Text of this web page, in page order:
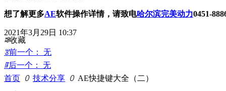
想了解更多AE软件操作详情，请致电哈尔滨完美动力0451-
2021年3月29日 10:37
ꄀ收藏
ꂃ前一个：
无
ꁹ后一个：
无
首页 ꄲ 技术分享 ꄲ AE快捷键大全（二）